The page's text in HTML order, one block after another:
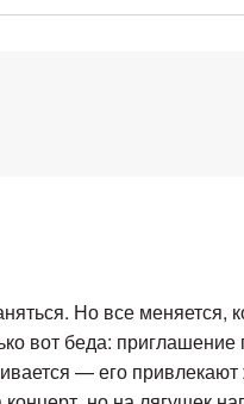
Но все меняется,
вот беда:
— его привлекают